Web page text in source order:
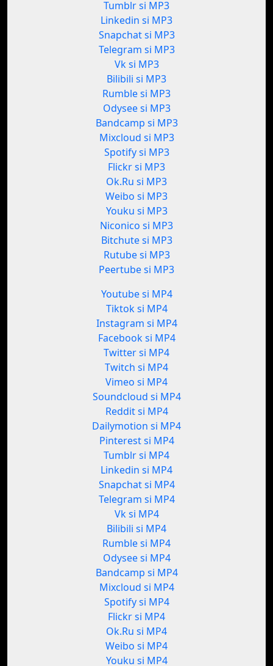
Tumblr si MP3
Linkedin si MP3
Snapchat si MP3
Telegram si MP3
Vk si MP3
Bilibili si MP3
Rumble si MP3
Odysee si MP3
Bandcamp si MP3
Mixcloud si MP3
Spotify si MP3
Flickr si MP3
Ok.Ru si MP3
Weibo si MP3
Youku si MP3
Niconico si MP3
Bitchute si MP3
Rutube si MP3
Peertube si MP3
Youtube si MP4
Tiktok si MP4
Instagram si MP4
Facebook si MP4
Twitter si MP4
Twitch si MP4
Vimeo si MP4
Soundcloud si MP4
Reddit si MP4
Dailymotion si MP4
Pinterest si MP4
Tumblr si MP4
Linkedin si MP4
Snapchat si MP4
Telegram si MP4
Vk si MP4
Bilibili si MP4
Rumble si MP4
Odysee si MP4
Bandcamp si MP4
Mixcloud si MP4
Spotify si MP4
Flickr si MP4
Ok.Ru si MP4
Weibo si MP4
Youku si MP4